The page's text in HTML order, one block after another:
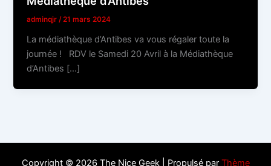
adminqjr/21 mars 2024
La médiathèque d’Antibes va vous régaler toute la
journée ! RDV le Samedi 20 Avril à la Médiathèque
d’Antibes […]
Copyright © 2026 The Nice Geek | Propulsé par Thème